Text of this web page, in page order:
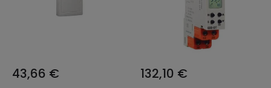
43,66 € 132,10 €